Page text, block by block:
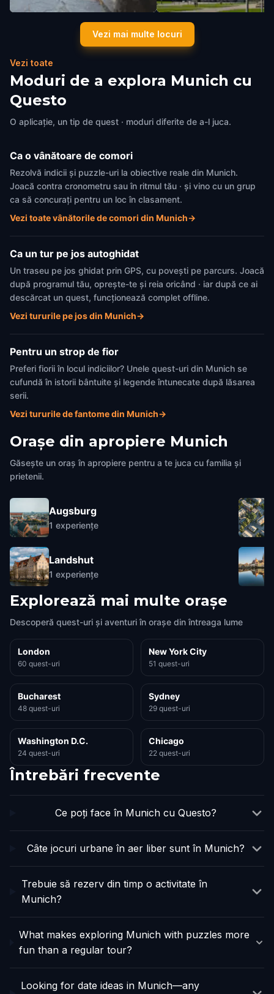
Königsplatz
Munich
Vezi mai multe locuri
Vezi toate
Moduri de a explora Munich cu
Questo
O aplicație, un tip de quest · moduri diferite de a-l juca.
Ca o vânătoare de comori
Rezolvă indicii și puzzle-uri la obiective reale din Munich.
Joacă contra cronometru sau în ritmul tău · și vino cu un grup
ca să concurați pentru un loc în clasament.
Vezi toate vânătorile de comori din Munich→
Ca un tur pe jos autoghidat
Un traseu pe jos ghidat prin GPS, cu povești pe parcurs. Joacă
după programul tău, oprește-te și reia oricând · iar după ce ai
descărcat un quest, funcționează complet offline.
Vezi tururile pe jos din Munich→
Pentru un strop de fior
Preferi fiorii în locul indiciilor? Unele quest-uri din Munich se
cufundă în istorii bântuite și legende întunecate după lăsarea
serii.
Vezi tururile de fantome din Munich→
Orașe din apropiere Munich
Găsește un oraș în apropiere pentru a te juca cu familia și
prietenii.
Augsburg
1 experiențe
Landshut
1 experiențe
Explorează mai multe orașe
Descoperă quest-uri și aventuri în orașe din întreaga lume
London
60 quest-uri
New York City
51 quest-uri
Bucharest
48 quest-uri
Sydney
29 quest-uri
Washington D.C.
24 quest-uri
Chicago
22 quest-uri
Întrebări frecvente
Ce poți face în Munich cu Questo?
Câte jocuri urbane în aer liber sunt în Munich?
Trebuie să rezerv din timp o activitate în
Munich?
What makes exploring Munich with puzzles more
fun than a regular tour?
Looking for date ideas in Munich—any